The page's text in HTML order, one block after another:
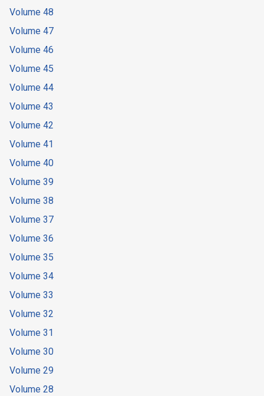
Volume 48
Volume 47
Volume 46
Volume 45
Volume 44
Volume 43
Volume 42
Volume 41
Volume 40
Volume 39
Volume 38
Volume 37
Volume 36
Volume 35
Volume 34
Volume 33
Volume 32
Volume 31
Volume 30
Volume 29
Volume 28